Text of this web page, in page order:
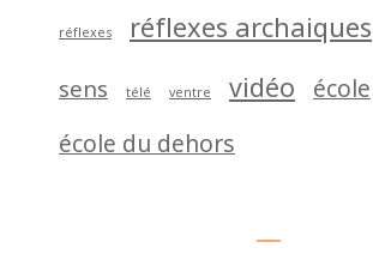
réflexes réflexes archaiques
sens télé ventre vidéo école
école du dehors